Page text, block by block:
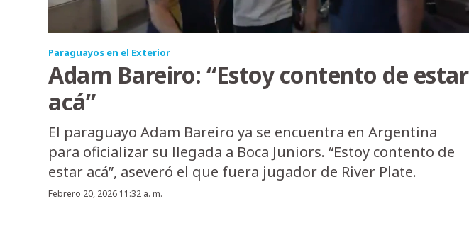
Paraguayos en el Exterior
Adam Bareiro: “Estoy contento de estar
acá”
El paraguayo Adam Bareiro ya se encuentra en Argentina
para oficializar su llegada a Boca Juniors. “Estoy contento de
estar acá”, aseveró el que fuera jugador de River Plate.
Febrero 20, 2026 11:32 a. m.